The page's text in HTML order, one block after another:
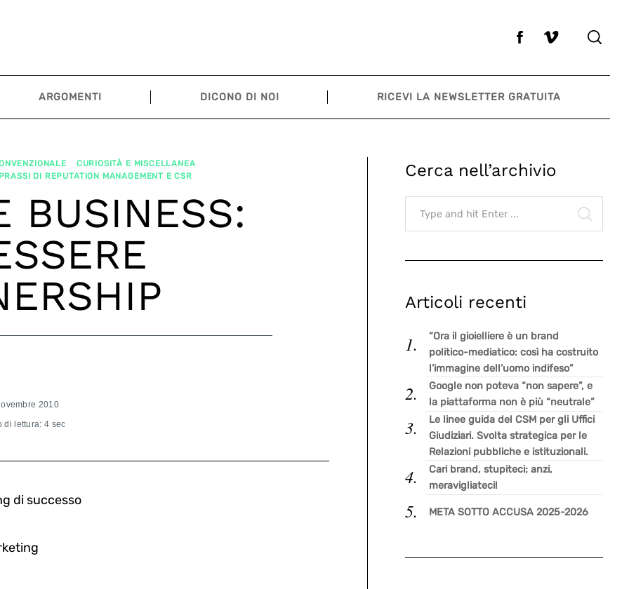
ARGOMENTI DICONO DI NOI RICEVI LA NEWSLETTER GRATUITA
CURIOSITÀ E MISCELLANEA
DI REPUTATION MANAGEMENT E CSR
BUSINESS:
2010
di lettura: 4 sec
di successo
Cerca nell’archivio
Search
for:
Articoli recenti
“Ora il gioielliere è un brand
politico-mediatico: così ha costruito
l’immagine dell’uomo indifeso”
Google non poteva “non sapere”, e
la piattaforma non è più “neutrale”
Le linee guida del CSM per gli Uffici
Giudiziari. Svolta strategica per le
Relazioni pubbliche e istituzionali.
Cari brand, stupiteci; anzi,
meravigliateci!
META SOTTO ACCUSA 2025-2026